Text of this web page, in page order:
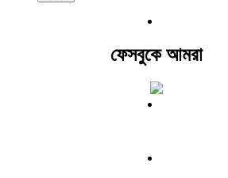
ফেসবুকে আমরা